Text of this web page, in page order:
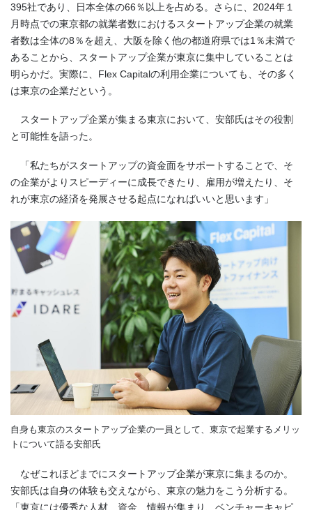
395社であり、日本全体の66％以上を占める。さらに、2024年１
月時点での東京都の就業者数におけるスタートアップ企業の就業
者数は全体の8％を超え、大阪を除く他の都道府県では1％未満で
あることから、スタートアップ企業が東京に集中していることは
明らかだ。実際に、Flex Capitalの利用企業についても、その多く
は東京の企業だという。
スタートアップ企業が集まる東京において、安部氏はその役割
と可能性を語った。
「私たちがスタートアップの資金面をサポートすることで、そ
の企業がよりスピーディーに成長できたり、雇用が増えたり、そ
れが東京の経済を発展させる起点になればいいと思います」
自身も東京のスタートアップ企業の一員として、東京で起業するメリッ
トについて語る安部氏
なぜこれほどまでにスタートアップ企業が東京に集まるのか。
安部氏は自身の体験も交えながら、東京の魅力をこう分析する。
「東京には優秀な人材、資金、情報が集まり、ベンチャーキャピ